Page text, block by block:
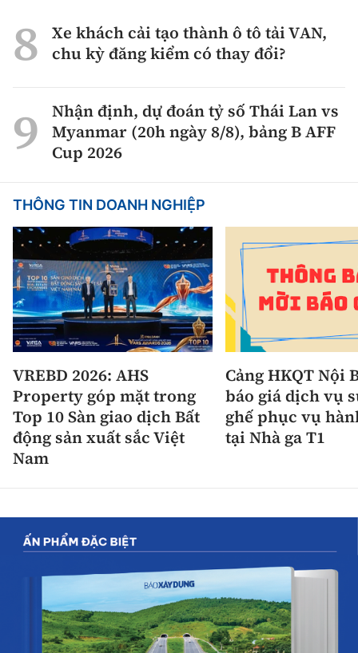
Xe khách cải tạo thành ô tô tải VAN,
chu kỳ đăng kiểm có thay đổi?
Nhận định, dự đoán tỷ số Thái Lan vs
Myanmar (20h ngày 8/8), bảng B AFF
Cup 2026
THÔNG TIN DOANH NGHIỆP
VREBD 2026: AHS
Property góp mặt trong
Top 10 Sàn giao dịch Bất
động sản xuất sắc Việt
Nam
Cảng HKQT Nội
báo giá dịch vụ
ghế phục vụ
tại Nhà ga T1